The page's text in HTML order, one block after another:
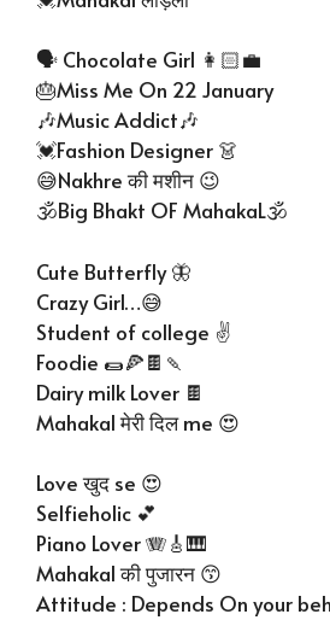
🗣 Chocolate Girl 👩🏻‍💼
🎂Miss Me On 22 January
🎶Music Addict🎶
💓Fashion Designer 👗
😅Nakhre की मशीन 😉
🕉Big Bhakt OF MahakaL🕉
Cute Butterfly 🦋
Crazy Girl…😅
Student of college ✌
Foodie 🌯🍕🍫🍡
Dairy milk Lover 🍫
Mahakal मेरी दिल me 😍
Love खुद se 😍
Selfieholic 💕
Piano Lover 🪗🎸🎹
Mahakal की पुजारन 😙
Attitude : Depends On your